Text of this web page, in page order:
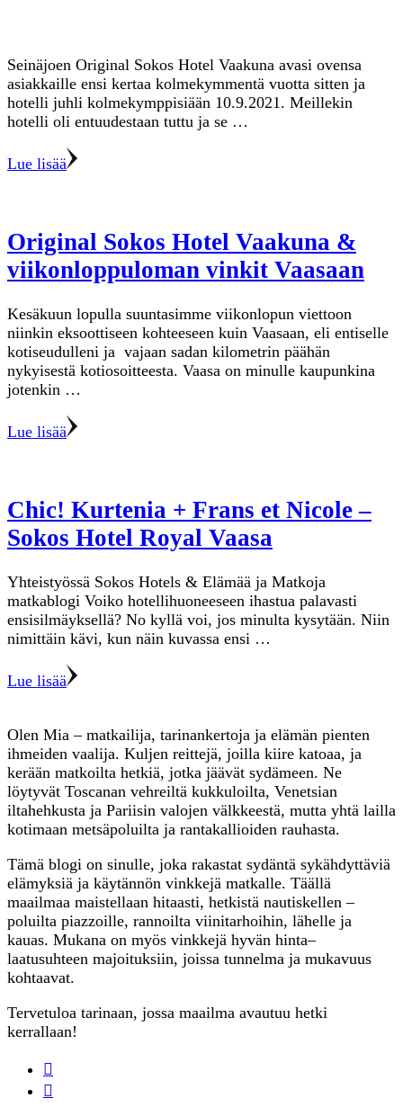
Seinäjoen Original Sokos Hotel Vaakuna avasi ovensa
asiakkaille ensi kertaa kolmekymmentä vuotta sitten ja
hotelli juhli kolmekymppisiään 10.9.2021. Meillekin
hotelli oli entuudestaan tuttu ja se …
Lue lisää
Original Sokos Hotel Vaakuna &
viikonloppuloman vinkit Vaasaan
Kesäkuun lopulla suuntasimme viikonlopun viettoon
niinkin eksoottiseen kohteeseen kuin Vaasaan, eli entiselle
kotiseudulleni ja vajaan sadan kilometrin päähän
nykyisestä kotiosoitteesta. Vaasa on minulle kaupunkina
jotenkin …
Lue lisää
Chic! Kurtenia + Frans et Nicole –
Sokos Hotel Royal Vaasa
Yhteistyössä Sokos Hotels & Elämää ja Matkoja
matkablogi Voiko hotellihuoneeseen ihastua palavasti
ensisilmäyksellä? No kyllä voi, jos minulta kysytään. Niin
nimittäin kävi, kun näin kuvassa ensi …
Lue lisää
Olen Mia – matkailija, tarinankertoja ja elämän pienten
ihmeiden vaalija. Kuljen reittejä, joilla kiire katoaa, ja
kerään matkoilta hetkiä, jotka jäävät sydämeen. Ne
löytyvät Toscanan vehreiltä kukkuloilta, Venetsian
iltahehkusta ja Pariisin valojen välkkeestä, mutta yhtä lailla
kotimaan metsäpoluilta ja rantakallioiden rauhasta.
Tämä blogi on sinulle, joka rakastat sydäntä sykähdyttäviä
elämyksiä ja käytännön vinkkejä matkalle. Täällä
maailmaa maistellaan hitaasti, hetkistä nautiskellen –
poluilta piazzoille, rannoilta viinitarhoihin, lähelle ja
kauas. Mukana on myös vinkkejä hyvän hinta–
laatusuhteen majoituksiin, joissa tunnelma ja mukavuus
kohtaavat.
Tervetuloa tarinaan, jossa maailma avautuu hetki
kerrallaan!